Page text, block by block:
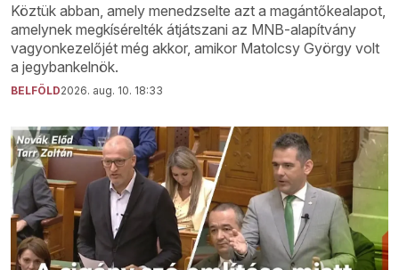
Köztük abban, amely menedzselte azt a magántőkealapot,
amelynek megkísérelték átjátszani az MNB-alapítvány
vagyonkezelőjét még akkor, amikor Matolcsy György volt
a jegybankelnök.
BELFÖLD2026. aug. 10. 18:33